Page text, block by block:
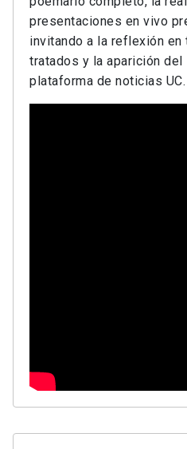
presentaciones en vivo
invitando a la reflexión en
tratados y la aparición del
plataforma de noticias UC.